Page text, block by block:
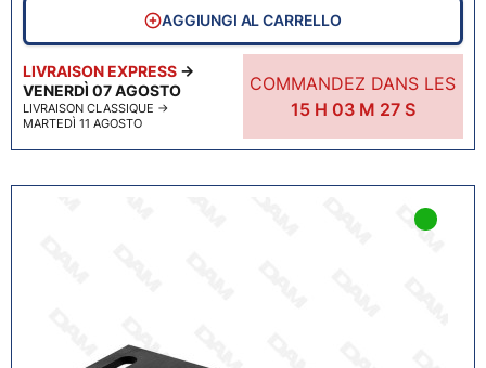
LIVRAISON EXPRESS →
VENERDÌ 07 AGOSTO
LIVRAISON CLASSIQUE →
MARTEDÌ 11 AGOSTO
COMMANDEZ DANS LES
15H 03M 26 S
AGGIUNGI AL CARRELLO